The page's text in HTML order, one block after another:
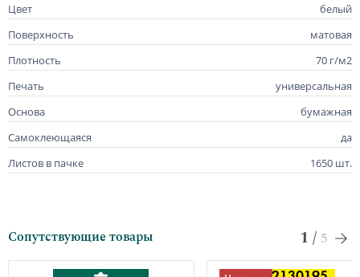
Цвет
белый
Поверхность
матовая
Плотность
70 г/м2
Печать
универсальная
Основа
бумажная
Самоклеющаяся
да
Листов в пачке
1650 шт.
Сопутствующие товары 1 / 5